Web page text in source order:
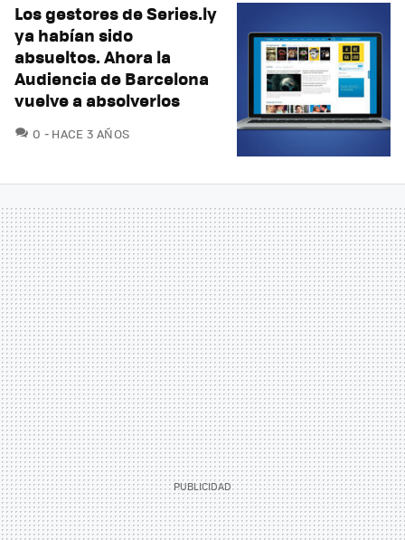
Los gestores de Series.ly
ya habían sido
absueltos. Ahora la
Audiencia de Barcelona
vuelve a absolverlos
0 COMENTARIOS
HACE 3 AÑOS